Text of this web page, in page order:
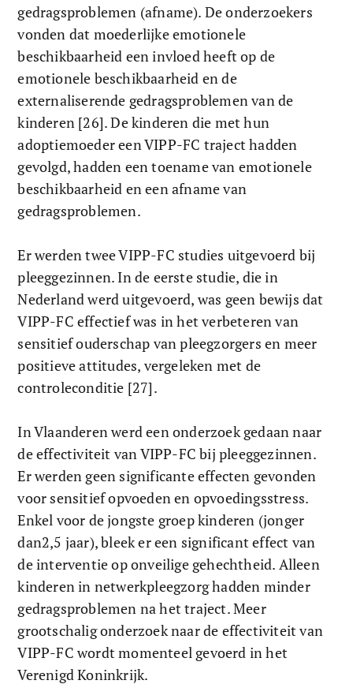
gedragsproblemen (afname). De onderzoekers
vonden dat moederlijke emotionele
beschikbaarheid een invloed heeft op de
emotionele beschikbaarheid en de
externaliserende gedragsproblemen van de
kinderen [26]. De kinderen die met hun
adoptiemoeder een VIPP-FC traject hadden
gevolgd, hadden een toename van emotionele
beschikbaarheid en een afname van
gedragsproblemen.
Er werden twee VIPP-FC studies uitgevoerd bij
pleeggezinnen. In de eerste studie, die in
Nederland werd uitgevoerd, was geen bewijs dat
VIPP-FC effectief was in het verbeteren van
sensitief ouderschap van pleegzorgers en meer
positieve attitudes, vergeleken met de
controleconditie [27].
In Vlaanderen werd een onderzoek gedaan naar
de effectiviteit van VIPP-FC bij pleeggezinnen.
Er werden geen significante effecten gevonden
voor sensitief opvoeden en opvoedingsstress.
Enkel voor de jongste groep kinderen (jonger
dan2,5 jaar), bleek er een significant effect van
de interventie op onveilige gehechtheid. Alleen
kinderen in netwerkpleegzorg hadden minder
gedragsproblemen na het traject. Meer
grootschalig onderzoek naar de effectiviteit van
VIPP-FC wordt momenteel gevoerd in het
Verenigd Koninkrijk.